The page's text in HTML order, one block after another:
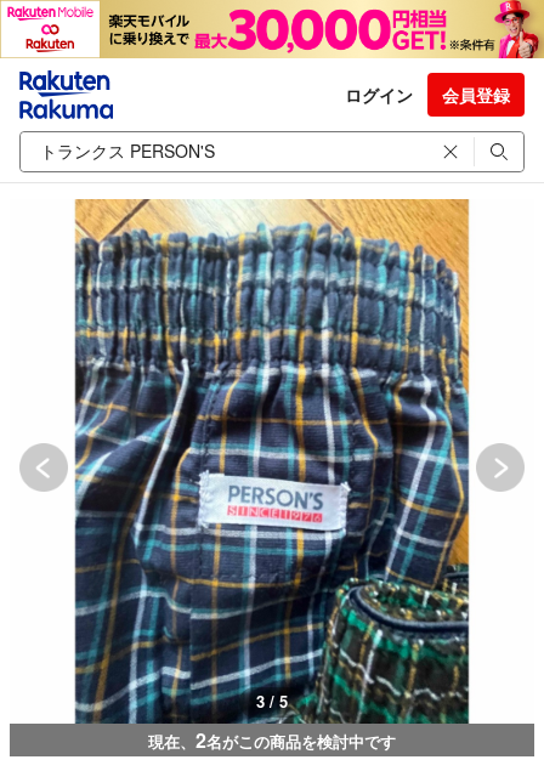
ログイン 会員登録
4 / 5
現在、 2名がこの商品を検討中です